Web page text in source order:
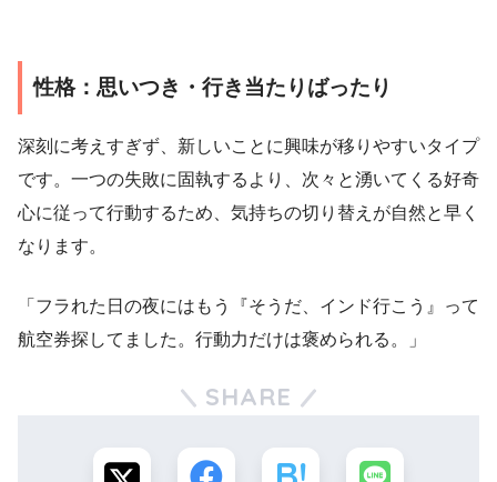
性格：思いつき・行き当たりばったり
深刻に考えすぎず、新しいことに興味が移りやすいタイプ
です。一つの失敗に固執するより、次々と湧いてくる好奇
心に従って行動するため、気持ちの切り替えが自然と早く
なります。
「フラれた日の夜にはもう『そうだ、インド行こう』って
航空券探してました。行動力だけは褒められる。」
SHARE